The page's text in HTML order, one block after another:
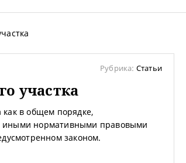
Рубрика: Статьи
участка
как в общем порядке,
иными нормативными правовыми
законом.